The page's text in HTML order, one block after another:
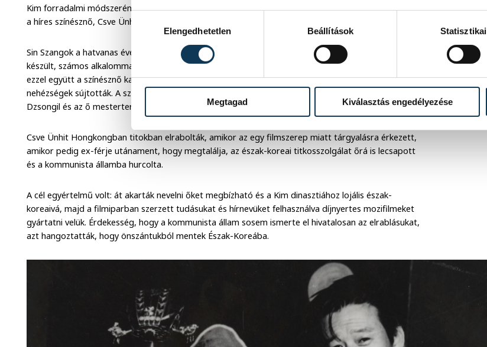
Elengedhetetlen
Beállítások Statisztikai
Megtagad Kiválasztás engedélyezése
Kim forradalmi módszerének a dél-koreai filmipar két akkori sztárja, Sin Szangok, rendező és párja,
a híres színésznő, Csve Ünhi voltak a leghíresebb áldozatai.
Sin Szangok a hatvanas években virágzó stúdiót üzemeltetett, ahol több mint háromszáz film
készült, számos alkalommal felesége főszereplésével. Házasságuk azonban idővel megbicsaklott,
ezzel együtt a színésznő karrierje leszállóágba került, de mellette Sin stúdióját is pénzügyi
nehézségek sújtották. A sztárpár külön utakon folytatta az életét, de ekkor lépett közbe Kim
Dzsongil és az ő mesterterve.
Csve Ünhit Hongkongban titokban elrabolták, amikor az egy filmszerep miatt tárgyalásra érkezett,
amikor pedig ex-férje utánament, hogy megtalálja, az észak-koreai titkosszolgálat őrá is lecsapott
és a kommunista államba hurcolta.
A cél egyértelmű volt: át akarták nevelni őket megbízható és a Kim dinasztiához lojális észak-
koreaivá, majd a filmiparban szerzett tudásukat és hírnevüket felhasználva díjnyertes mozifilmeket
gyártatni velük. Érdekesség, hogy a kommunista állam sosem ismerte el hivatalosan az elrablásukat,
azt hangoztatták, hogy önszántukból mentek Észak-Koreába.